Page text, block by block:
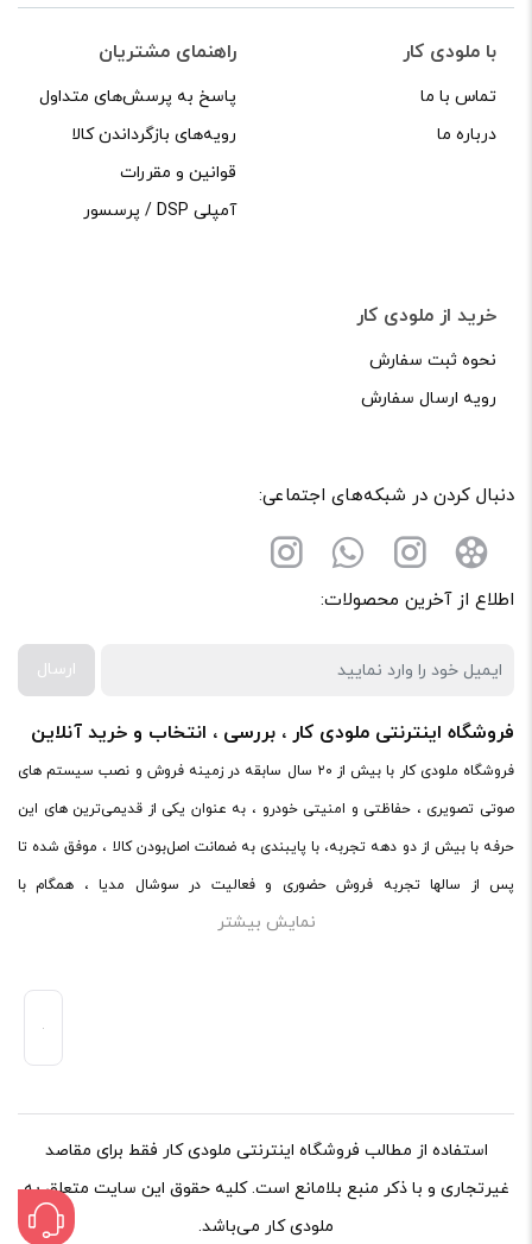
با ملودی کار
تماس با ما
درباره ما
راهنمای مشتریان
پاسخ به پرسش‌های متداول
رویه‌های بازگرداندن کالا
قوانین و مقررات
آمپلی DSP / پرسسور
خرید از ملودی کار
نحوه ثبت سفارش
رویه ارسال سفارش
دنبال کردن در شبکه‌های اجتماعی:
اطلاع از آخرین محصولات:
ارسال
فروشگاه اینترنتی ملودی کار ، بررسی ، انتخاب و خرید آنلاین
فروشگاه ملودی کار با بیش از ۲۰ سال سابقه در زمینه فروش و نصب سیستم های
صوتی تصویری ، حفاظتی و امنیتی خودرو ، به عنوان یکی از قدیمی‌ترین های این
حرفه با بیش از دو دهه تجربه، با پایبندی به ضمانت اصل‌بودن کالا ، موفق شده تا
پس از سالها تجربه فروش حضوری و فعالیت در سوشال مدیا ، همگام با
فروشگاه‌های معتبر دنیا اقدام به فروش اینترنتی کند. در سایت ملودی کار ،
اصلی خریداری کنید.ملودی کار با پایبندی به ضمانت اصل‌بودن کالا، موفق شده تا
نمایش بیشتر
استفاده از مطالب فروشگاه اینترنتی ملودی کار فقط برای مقاصد
غیرتجاری و با ذکر منبع بلامانع است. کلیه حقوق این سایت متعلق به
ملودی کار می‌باشد.